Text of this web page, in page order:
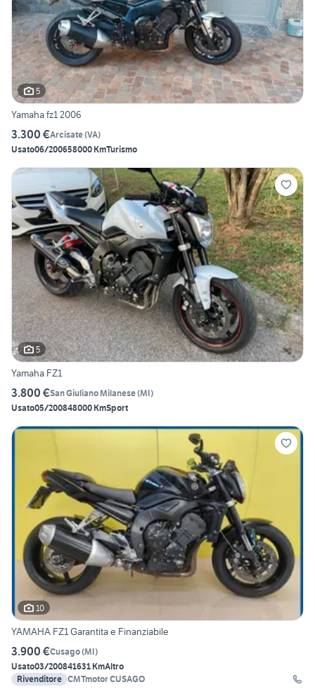
5
Yamaha fz1 2006
3.300 €Arcisate(VA)
Usato06/200658000 KmTurismo
5
Yamaha FZ1
3.800 €San Giuliano Milanese(MI)
Usato05/200848000 KmSport
10
YAMAHA FZ1 Garantita e Finanziabile
3.900 €Cusago(MI)
Usato03/200841631 KmAltro
Rivenditore CMTmotor CUSAGO